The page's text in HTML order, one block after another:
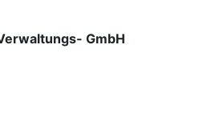
GmbH